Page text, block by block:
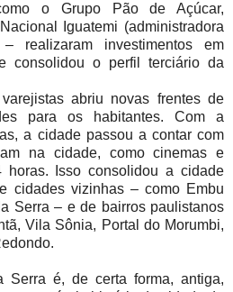
o Grupo Pão de Açúcar,
Iguatemi (administradora
realizaram investimentos em
consolidou o perfil terciário da
abriu novas frentes de
para os habitantes. Com a
a cidade passou a contar com
na cidade, como cinemas e
horas. Isso consolidou a cidade
cidades vizinhas – como Embu
Serra – e de bairros paulistanos
Vila Sônia, Portal do Morumbi,
Serra é, de certa forma, antiga,